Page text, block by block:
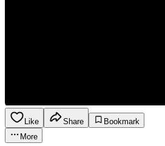
Like Share
Bookmark
More